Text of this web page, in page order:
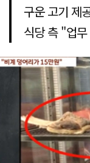
구운 고기 제
식당 측 "업